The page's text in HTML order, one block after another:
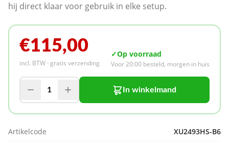
hij direct klaar voor gebruik in elke setup.
€115,00
incl. BTW · gratis verzending
✓Op voorraad
Voor 20:00 besteld, morgen in huis
1 In winkelmand
Artikelcode XU2493HS-B6